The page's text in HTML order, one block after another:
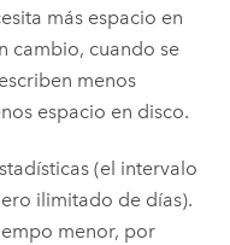
más espacio en
cambio, cuando se
menos
espacio en disco.
(el intervalo
ilimitado de días).
menor, por